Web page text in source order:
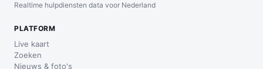
Realtime hulpdiensten data voor Nederland
PLATFORM
Live kaart
Zoeken
Nieuws & foto's